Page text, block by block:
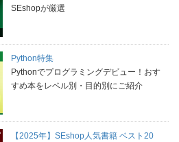
SEshopが厳選
Python特集
Pythonでプログラミングデビュー！おす
すめ本をレベル別・目的別にご紹介
【2025年】SEshop人気書籍 ベスト20